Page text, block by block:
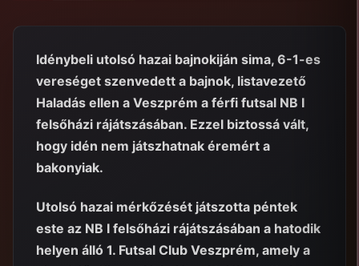
Idénybeli utolsó hazai bajnokiján sima, 6-1-es
vereséget szenvedett a bajnok, listavezető
Haladás ellen a Veszprém a férfi futsal NB I
felsőházi rájátszásában. Ezzel biztossá vált,
hogy idén nem játszhatnak éremért a
bakonyiak.
Utolsó hazai mérkőzését játszotta péntek
este az NB I felsőházi rájátszásában a hatodik
helyen álló 1. Futsal Club Veszprém, amely a